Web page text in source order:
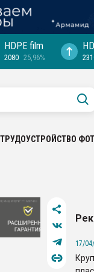
HDPE film
2080 25,96%
ТРУДОУСТРОЙСТВО
17/